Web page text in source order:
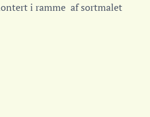
i ramme af sortmalet